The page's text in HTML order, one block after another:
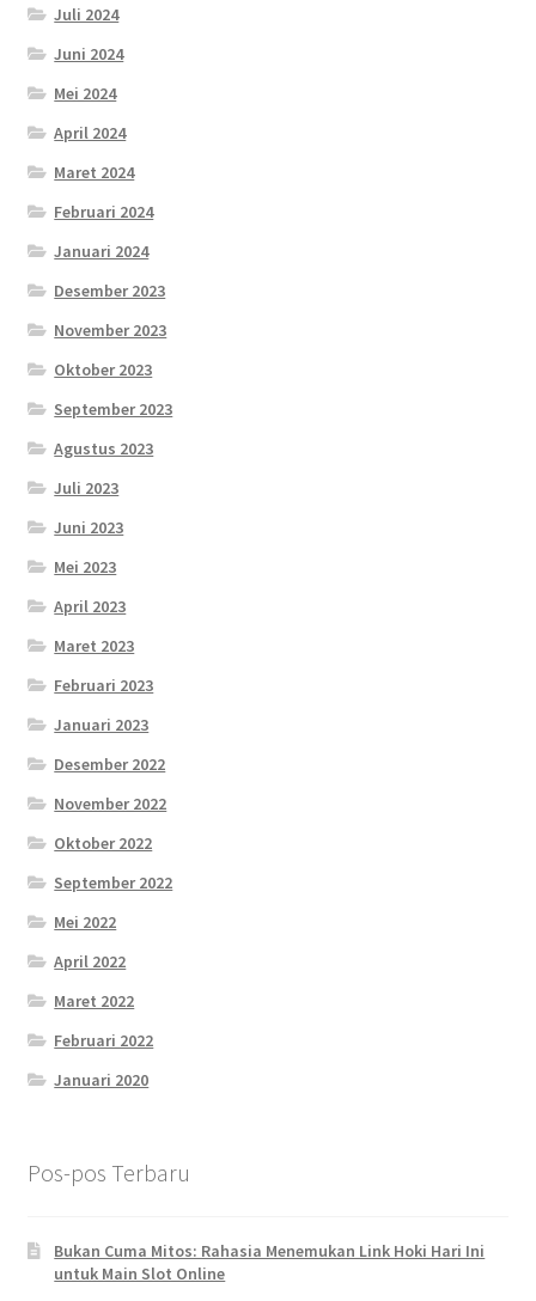
Juli 2024
Juni 2024
Mei 2024
April 2024
Maret 2024
Februari 2024
Januari 2024
Desember 2023
November 2023
Oktober 2023
September 2023
Agustus 2023
Juli 2023
Juni 2023
Mei 2023
April 2023
Maret 2023
Februari 2023
Januari 2023
Desember 2022
November 2022
Oktober 2022
September 2022
Mei 2022
April 2022
Maret 2022
Februari 2022
Januari 2020
Pos-pos Terbaru
Bukan Cuma Mitos: Rahasia Menemukan Link Hoki Hari Ini
untuk Main Slot Online